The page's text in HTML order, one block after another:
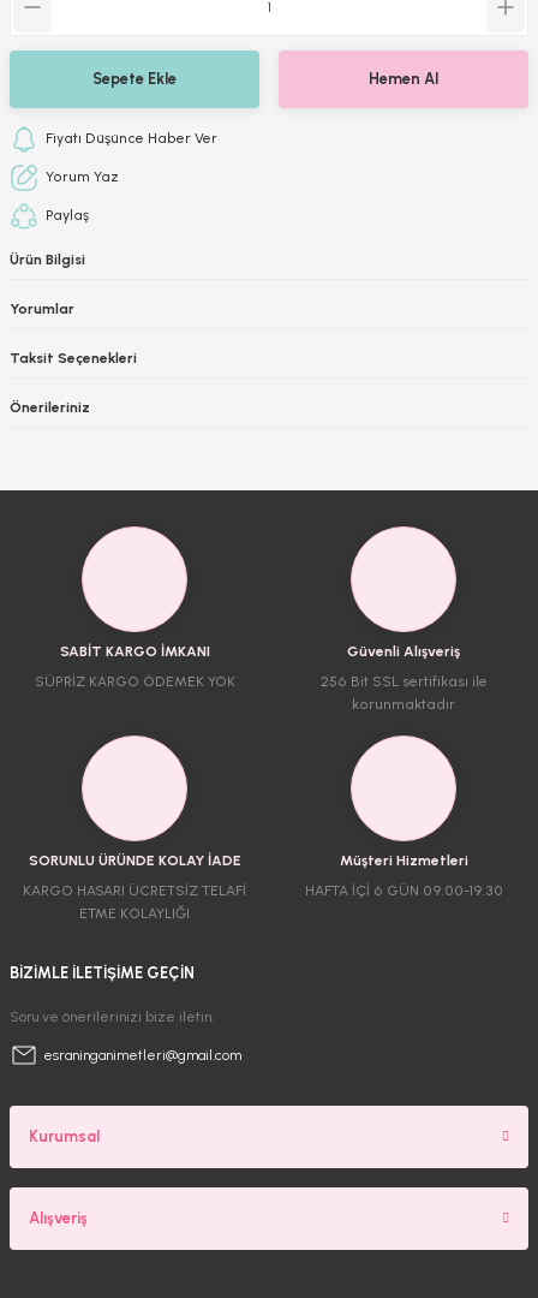
Sepete Ekle Hemen Al
Fiyatı Düşünce Haber Ver
Yorum Yaz
Paylaş
Ürün Bilgisi
Yorumlar
Taksit Seçenekleri
Önerileriniz
SABİT KARGO İMKANI
SÜPRİZ KARGO ÖDEMEK YOK
Güvenli Alışveriş
256 Bit SSL sertifikası ile
korunmaktadır
SORUNLU ÜRÜNDE KOLAY İADE
KARGO HASARI ÜCRETSİZ TELAFİ
ETME KOLAYLIĞI
Müşteri Hizmetleri
HAFTA İÇİ 6 GÜN 09.00-19.30
BİZİMLE İLETİŞİME GEÇİN
Soru ve önerilerinizi bize iletin.
esraninganimetleri@gmail.com
Kurumsal
Alışveriş